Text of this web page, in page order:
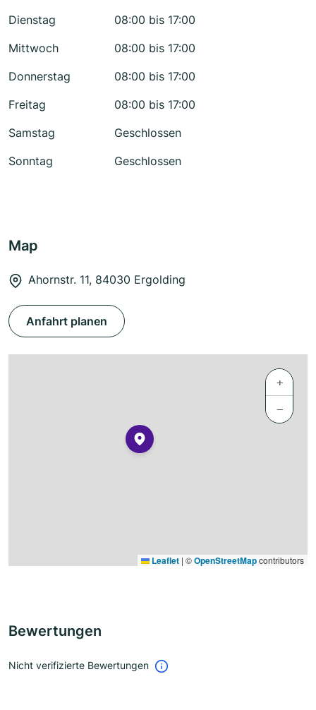
Dienstag
08:00 bis 17:00
Mittwoch
08:00 bis 17:00
Donnerstag
08:00 bis 17:00
Freitag
08:00 bis 17:00
Samstag
Geschlossen
Sonntag
Geschlossen
Map
Ahornstr. 11, 84030 Ergolding
Anfahrt planen
+
−
Leaflet | ©OpenStreetMapcontributors
Bewertungen
Nicht verifizierte Bewertungen